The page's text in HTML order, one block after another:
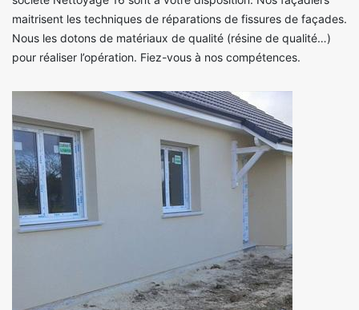
maitrisent les techniques de réparations de fissures de façades.
Nous les dotons de matériaux de qualité (résine de qualité…)
pour réaliser l’opération. Fiez-vous à nos compétences.